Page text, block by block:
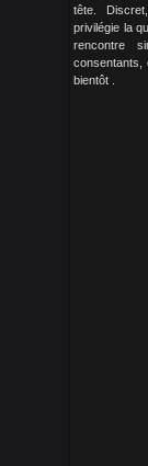
tête.
privilégie la
rencontre
consentants,
bientôt .